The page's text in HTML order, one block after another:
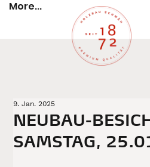
More...
NEUBAU-
SAMSTAG,
9. Jan. 2025